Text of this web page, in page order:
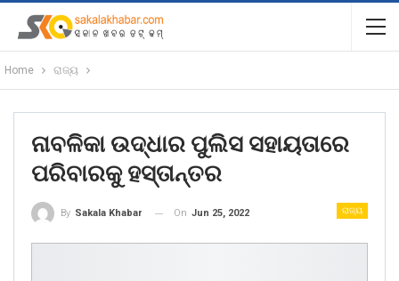
Home ରାଜ୍ୟ
ନାବଳିକା ଉଦ୍ଧାର ପୁଲିସ ସହାୟତାରେ
ପରିବାରକୁ ହସ୍ତାନ୍ତର
ରାଜ୍ୟ
By Sakala Khabar On Jun 25, 2022